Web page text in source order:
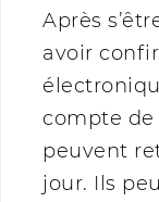
Après
avoir
compte de
peuvent
jour. Ils